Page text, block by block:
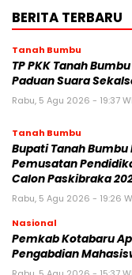
BERITA TERBARU
Tanah Bumbu
TP PKK Tanah
Paduan Suara
Rabu, 5 Agu 2026 - 19:37
Tanah Bumbu
Bupati Tanah
Pemusatan
Calon Paskibraka
Rabu, 5 Agu 2026 - 19:26
Nasional
Pemkab Kotabaru
Pengabdian